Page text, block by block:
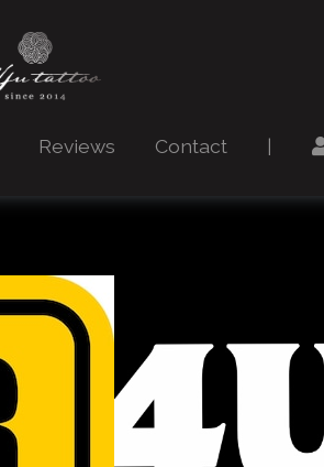
Main Navigation
Reviews Contact |